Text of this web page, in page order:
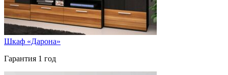
Шкаф «Дарона»
Гарантия 1 год